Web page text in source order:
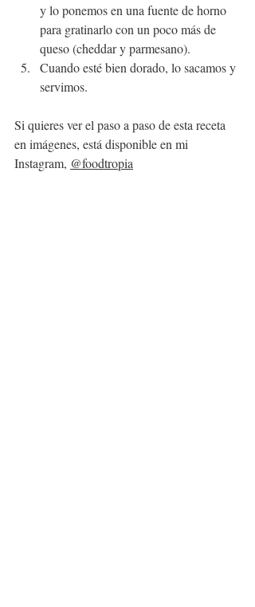
y lo ponemos en una fuente de horno
para gratinarlo con un poco más de
queso (cheddar y parmesano).
Cuando esté bien dorado, lo sacamos y
servimos.
Si quieres ver el paso a paso de esta receta
en imágenes, está disponible en mi
Instagram, @foodtropia